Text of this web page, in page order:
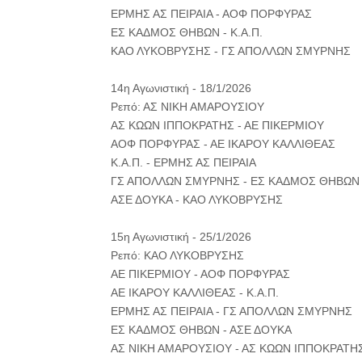
ΕΡΜΗΣ ΑΣ ΠΕΙΡΑΙΑ - ΑΟΦ ΠΟΡΦΥΡΑΣ
ΕΣ ΚΑΔΜΟΣ ΘΗΒΩΝ - Κ.Α.Π.
ΚΑΟ ΛΥΚΟΒΡΥΣΗΣ - ΓΣ ΑΠΟΛΛΩΝ ΣΜΥΡΝΗΣ
14η Αγωνιστική - 18/1/2026
Ρεπό: ΑΣ ΝΙΚΗ ΑΜΑΡΟΥΣΙΟΥ
ΑΣ ΚΩΩΝ ΙΠΠΟΚΡΑΤΗΣ - ΑΕ ΠΙΚΕΡΜΙΟΥ
ΑΟΦ ΠΟΡΦΥΡΑΣ - ΑΕ ΙΚΑΡΟΥ ΚΑΛΛΙΘΕΑΣ
Κ.Α.Π. - ΕΡΜΗΣ ΑΣ ΠΕΙΡΑΙΑ
ΓΣ ΑΠΟΛΛΩΝ ΣΜΥΡΝΗΣ - ΕΣ ΚΑΔΜΟΣ ΘΗΒΩΝ
ΑΣΕ ΔΟΥΚΑ - ΚΑΟ ΛΥΚΟΒΡΥΣΗΣ
15η Αγωνιστική - 25/1/2026
Ρεπό: ΚΑΟ ΛΥΚΟΒΡΥΣΗΣ
ΑΕ ΠΙΚΕΡΜΙΟΥ - ΑΟΦ ΠΟΡΦΥΡΑΣ
ΑΕ ΙΚΑΡΟΥ ΚΑΛΛΙΘΕΑΣ - Κ.Α.Π.
ΕΡΜΗΣ ΑΣ ΠΕΙΡΑΙΑ - ΓΣ ΑΠΟΛΛΩΝ ΣΜΥΡΝΗΣ
ΕΣ ΚΑΔΜΟΣ ΘΗΒΩΝ - ΑΣΕ ΔΟΥΚΑ
ΑΣ ΝΙΚΗ ΑΜΑΡΟΥΣΙΟΥ - ΑΣ ΚΩΩΝ